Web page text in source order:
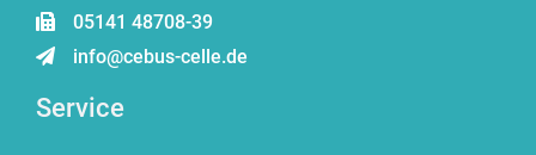
05141 48708-39
info@cebus-celle.de
Service